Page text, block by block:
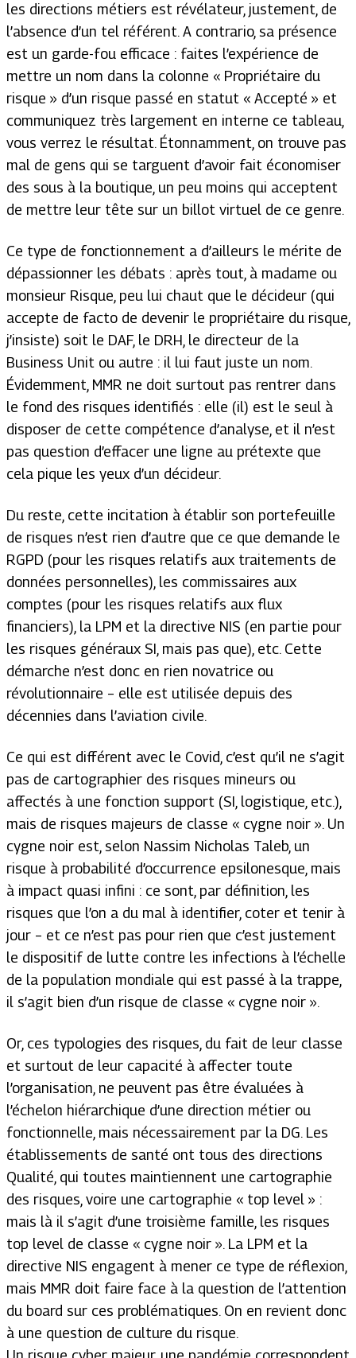
les directions métiers est révélateur, justement, de
l’absence d’un tel référent. A contrario, sa présence
est un garde-fou efficace : faites l’expérience de
mettre un nom dans la colonne « Propriétaire du
risque » d’un risque passé en statut « Accepté » et
communiquez très largement en interne ce tableau,
vous verrez le résultat. Étonnamment, on trouve pas
mal de gens qui se targuent d’avoir fait économiser
des sous à la boutique, un peu moins qui acceptent
de mettre leur tête sur un billot virtuel de ce genre.
Ce type de fonctionnement a d’ailleurs le mérite de
dépassionner les débats : après tout, à madame ou
monsieur Risque, peu lui chaut que le décideur (qui
accepte de facto de devenir le propriétaire du risque,
j’insiste) soit le DAF, le DRH, le directeur de la
Business Unit ou autre : il lui faut juste un nom.
Évidemment, MMR ne doit surtout pas rentrer dans
le fond des risques identifiés : elle (il) est le seul à
disposer de cette compétence d’analyse, et il n’est
pas question d’effacer une ligne au prétexte que
cela pique les yeux d’un décideur.
Du reste, cette incitation à établir son portefeuille
de risques n’est rien d’autre que ce que demande le
RGPD (pour les risques relatifs aux traitements de
données personnelles), les commissaires aux
comptes (pour les risques relatifs aux flux
financiers), la LPM et la directive NIS (en partie pour
les risques généraux SI, mais pas que), etc. Cette
démarche n’est donc en rien novatrice ou
révolutionnaire – elle est utilisée depuis des
décennies dans l’aviation civile.
Ce qui est différent avec le Covid, c’est qu’il ne s’agit
pas de cartographier des risques mineurs ou
affectés à une fonction support (SI, logistique, etc.),
mais de risques majeurs de classe « cygne noir ». Un
cygne noir est, selon Nassim Nicholas Taleb, un
risque à probabilité d’occurrence epsilonesque, mais
à impact quasi infini : ce sont, par définition, les
risques que l’on a du mal à identifier, coter et tenir à
jour – et ce n’est pas pour rien que c’est justement
le dispositif de lutte contre les infections à l’échelle
de la population mondiale qui est passé à la trappe,
il s’agit bien d’un risque de classe « cygne noir ».
Or, ces typologies des risques, du fait de leur classe
et surtout de leur capacité à affecter toute
l’organisation, ne peuvent pas être évaluées à
l’échelon hiérarchique d’une direction métier ou
fonctionnelle, mais nécessairement par la DG. Les
établissements de santé ont tous des directions
Qualité, qui toutes maintiennent une cartographie
des risques, voire une cartographie « top level » :
mais là il s’agit d’une troisième famille, les risques
top level de classe « cygne noir ». La LPM et la
directive NIS engagent à mener ce type de réflexion,
mais MMR doit faire face à la question de l’attention
du board sur ces problématiques. On en revient donc
à une question de culture du risque.